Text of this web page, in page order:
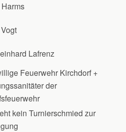
Lafrenz
Feuerwehr Kirchdorf +
der
kein Turnierschmied zur